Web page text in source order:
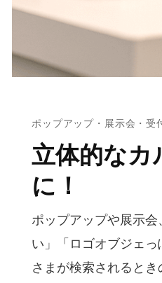
ポップアップ・展示会・受
立体的なカ
に！
ポップアップや展示
い」「ロゴオブジェ
さまが検索されるとき